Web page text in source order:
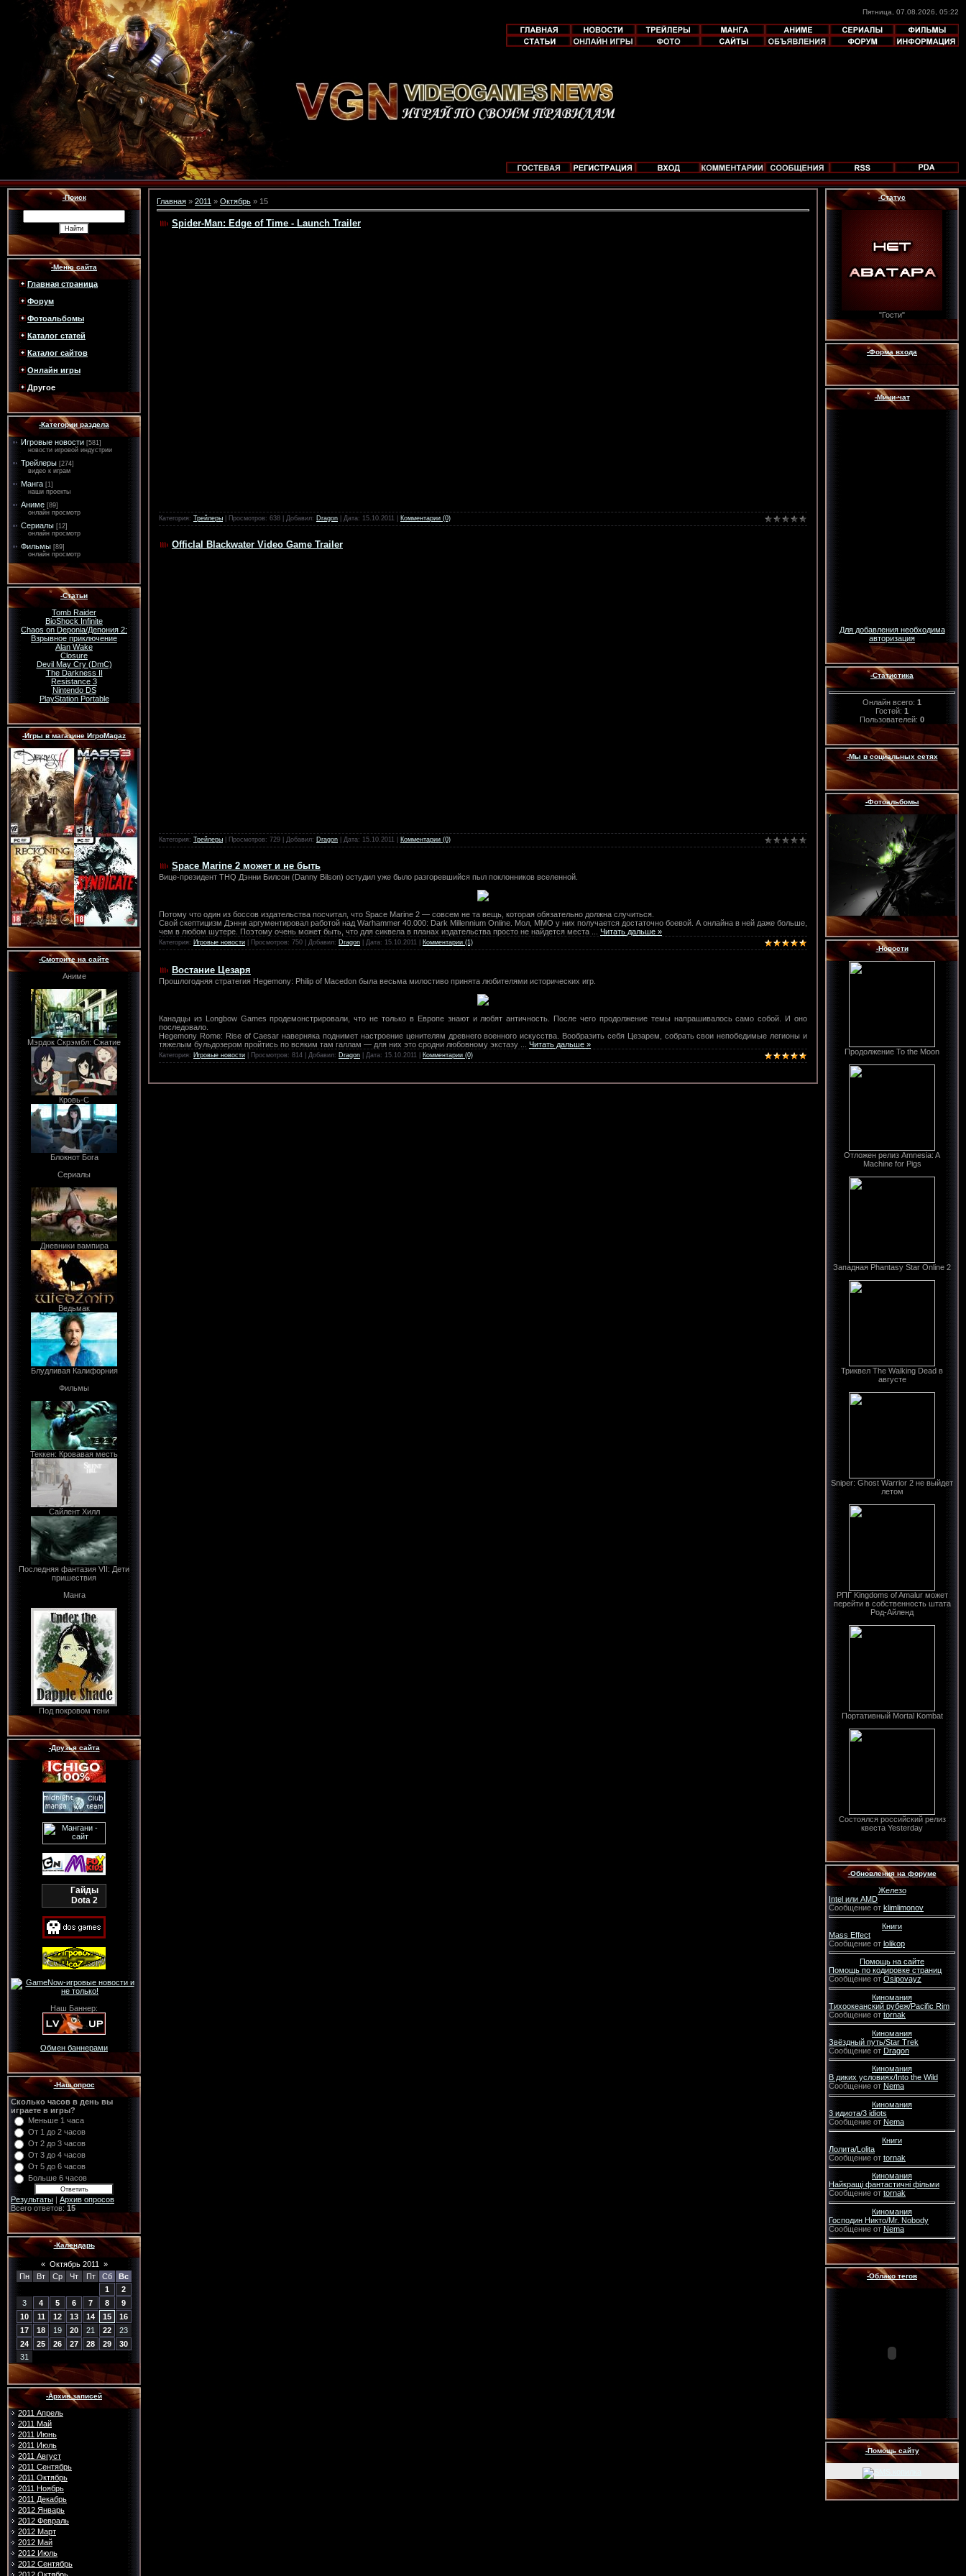
Пятница, 07.08.2026, 05:22
-Поиск
-Меню сайта
Главная страница
Форум
Фотоальбомы
Каталог статей
Каталог сайтов
Онлайн игры
Другое
-Категории раздела
Игровые новости [581]
новости игровой индустрии
Трейлеры [274]
видео к играм
Манга [1]
наши проекты
Аниме [89]
онлайн просмотр
Сериалы [12]
онлайн просмотр
Фильмы [89]
онлайн просмотр
-Статьи
Tomb Raider
BioShock Infinite
Chaos on Deponia/Депония 2:
Взрывное приключение
Alan Wake
Closure
Devil May Cry (DmC)
The Darkness II
Resistance 3
Nintendo DS
PlayStation Portable
-Игры в магазине ИгроMagaz
-Смотрите на сайте
Аниме
Мэрдок Скрэмбл: Сжатие
Кровь-С
Блокнот Бога
Сериалы
Дневники вампира
Ведьмак
Блудливая Калифорния
Фильмы
Теккен: Кровавая месть
Сайлент Хилл
Последняя фантазия VII: Дети
пришествия
Манга
Под покровом тени
-Друзья сайта
Гайды
Dota 2
Наш Баннер:
Обмен баннерами
-Наш опрос
Сколько часов в день вы
играете в игры?
Меньше 1 часа
От 1 до 2 часов
От 2 до 3 часов
От 3 до 4 часов
От 5 до 6 часов
Больше 6 часов
Результаты | Архив опросов
Всего ответов: 15
-Календарь
« Октябрь 2011
»
Пн
Вт Ср Чт Пт Сб
Вс
1
2
3
4 5 6 7 8
9
10
11 12 13 14 15
16
17
18 19 20 21 22
23
24
25 26 27 28 29
30
31
-Архив записей
2011 Апрель
2011 Май
2011 Июнь
2011 Июль
2011 Август
2011 Сентябрь
2011 Октябрь
2011 Ноябрь
2011 Декабрь
2012 Январь
2012 Февраль
2012 Март
2012 Май
2012 Июль
2012 Сентябрь
Главная » 2011 » Октябрь » 15
Spider-Man: Edge of Time - Launch Trailer
Категория: Трейлеры | Просмотров: 638 | Добавил: Dragon | Дата: 15.10.2011 Комментарии (0)
Officlal Blackwater Video Game Trailer
Категория: Трейлеры | Просмотров: 729 | Добавил: Dragon | Дата: 15.10.2011 Комментарии (0)
Space Marine 2 может и не быть
Вице-президент THQ Дэнни Билсон (Danny Bilson) остудил уже было разгоревшийся пыл поклонников вселенной.
Потому что один из боссов издательства посчитал, что Space Marine 2 — совсем не та вещь, которая обязательно должна случиться.
Свой скептицизм Дэнни аргументировал работой над Warhammer 40.000: Dark Millennium Online. Мол, ММО у них получается достаточно боевой. А онлайна в ней даже больше,
чем в любом шутере. Поэтому очень может быть, что для сиквела в планах издательства просто не найдется места
Читать дальше »
Категория: Игровые новости | Просмотров: 750 | Добавил: Dragon | Дата: 15.10.2011 Комментарии (1)
Востание Цезаря
Прошлогодняя стратегия Hegemony: Philip of Macedon была весьма милостиво принята любителями исторических игр.
Канадцы из Longbow Games продемонстрировали, что не только в Европе знают и любят античность. После чего продолжение темы напрашивалось само собой. И оно
последовало.
Hegemony Rome: Rise of Caesar наверняка поднимет настроение ценителям древнего военного искусства. Вообразить себя Цезарем, собрать свои непобедимые легионы и
тяжелым бульдозером пройтись по всяким там галлам — для них это сродни любовному экстазу
Читать дальше »
Категория: Игровые новости | Просмотров: 814 | Добавил: Dragon | Дата: 15.10.2011 Комментарии (0)
-Статус
"Гости"
-Форма входа
-Мини-чат
Для добавления необходима
авторизация
-Статистика
Онлайн всего: 1
Гостей: 1
Пользователей: 0
-Мы в социальных сетях
-Фотоальбомы
-Новости
Продолжение To the Moon
Отложен релиз Amnesia: A
Machine for Pigs
Западная Phantasy Star Online 2
Триквел The Walking Dead в
августе
Sniper: Ghost Warrior 2 не выйдет
летом
РПГ Kingdoms of Amalur может
перейти в собственность штата
Род-Айленд
Портативный Mortal Kombat
Состоялся российский релиз
квеста Yesterday
-Обновления на форуме
Железо
Intel или AMD
Сообщение от klimlimonov
Книги
Mass Effect
Сообщение от lolikop
Помощь на сайте
Помощь по кодировке страниц
Сообщение от Osipovayz
Киномания
Тихоокеанский рубеж/Pacific Rim
Сообщение от tornak
Киномания
Звёздный путь/Star Trek
Сообщение от Dragon
Киномания
В диких условиях/Into the Wild
Сообщение от Nema
Киномания
3 идиота/3 idiots
Сообщение от Nema
Книги
Лолита/Lolita
Сообщение от tornak
Киномания
Найкращі фантастичні фільми
Сообщение от tornak
Киномания
Господин Никто/Mr. Nobody
Сообщение от Nema
-Облако тегов
-Помощь сайту